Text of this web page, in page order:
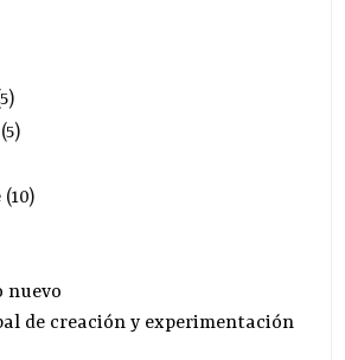
5)
5)
(10)
nuevo
de creación y experimentación